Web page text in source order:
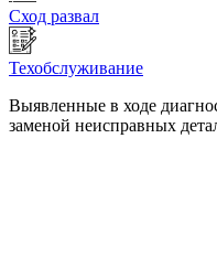
Сход развал
Техобслуживание
Выявленные в ходе
заменой неисправных